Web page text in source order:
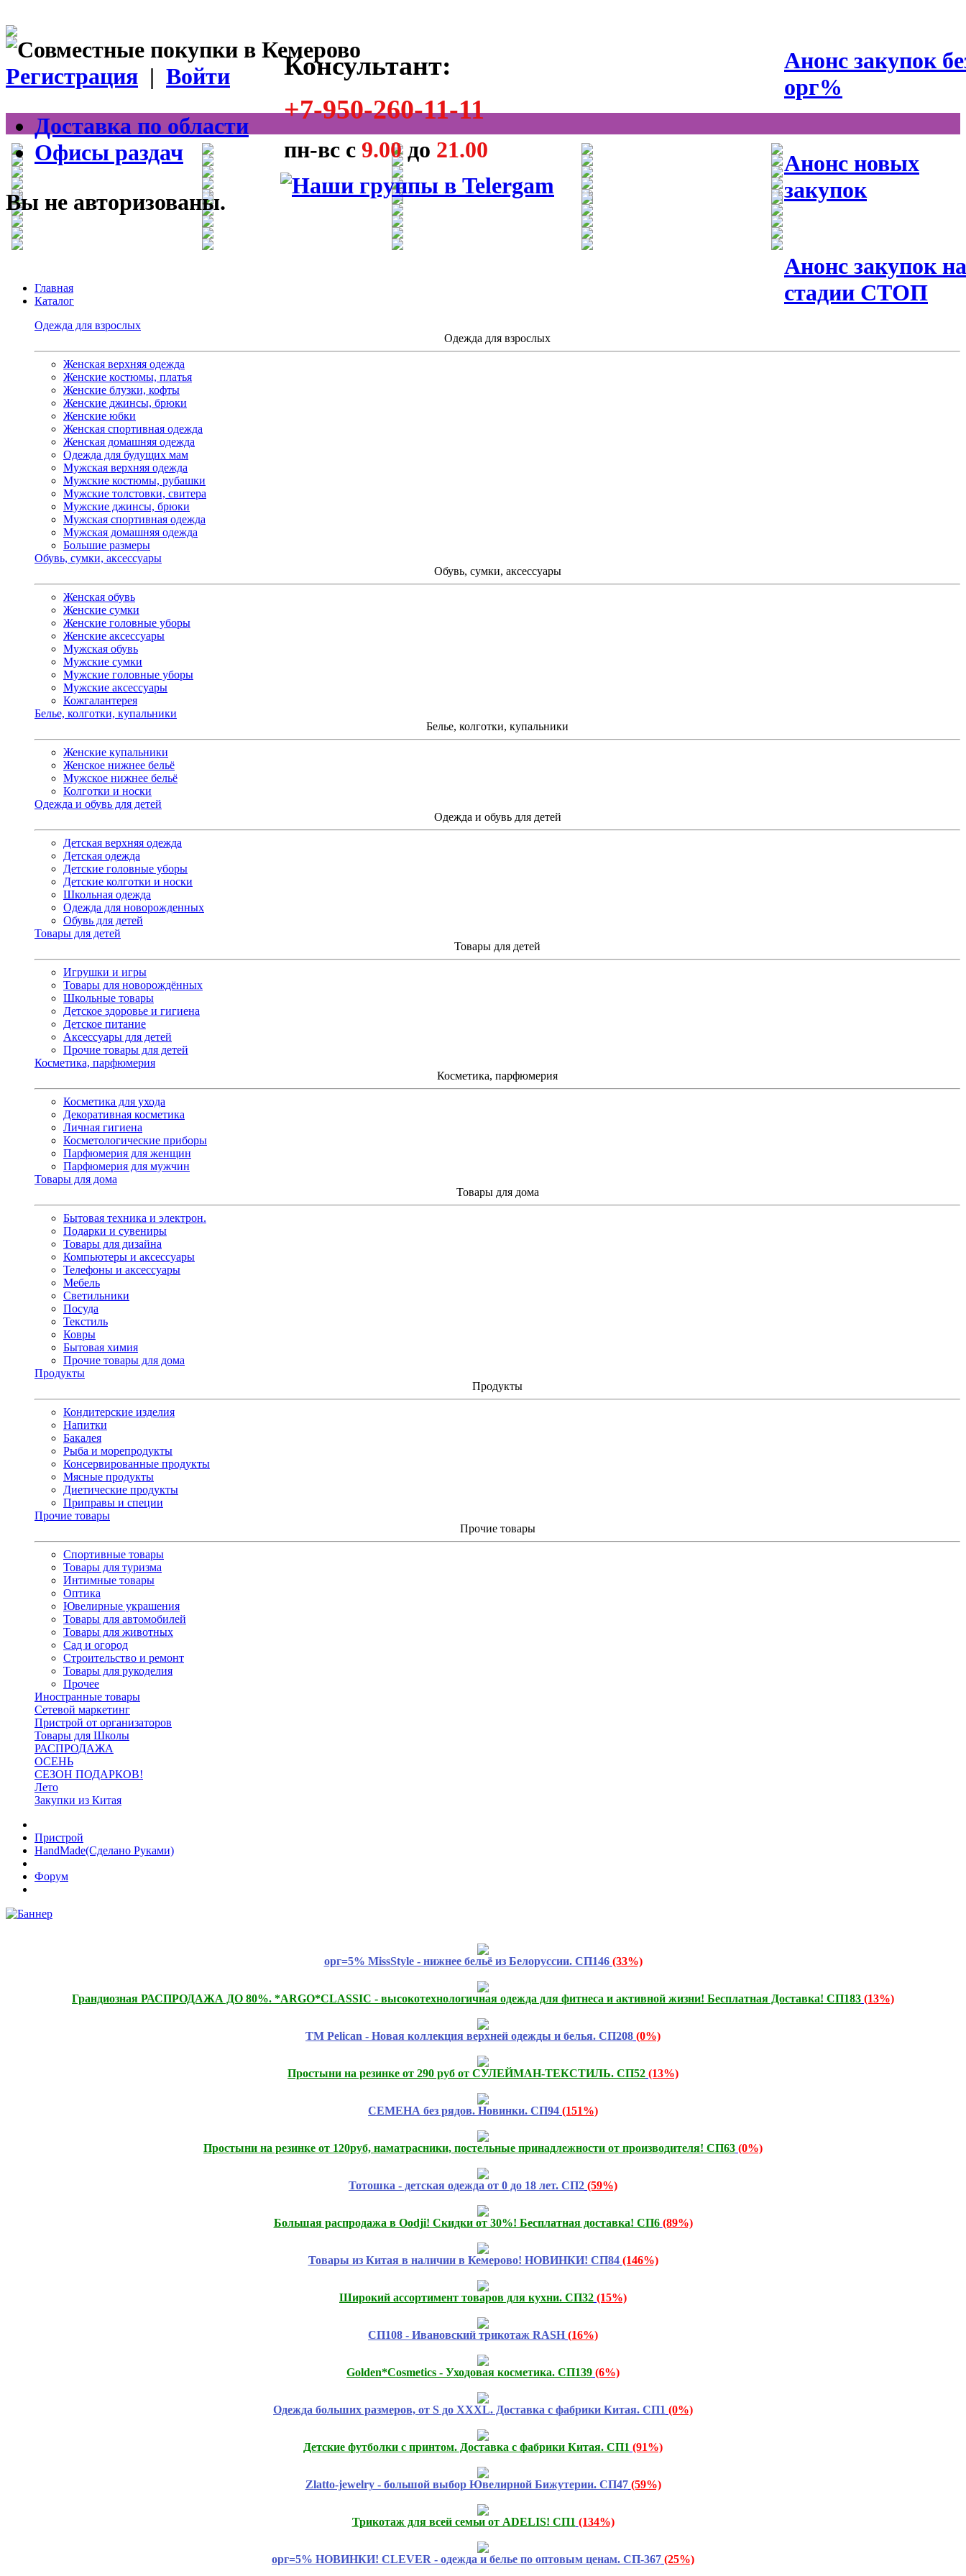
Анонс закупок
орг%
Анонс новых
закупок
Анонс закупок на
стадии СТОП
Консультант:
+7-950-260-11-11
пн-вс с 9.00до 21.00
Регистрация | Войти
Доставка по области
Офисы раздач
Вы не авторизованы.
Главная
Каталог
Одежда для взрослых
Одежда для взрослых
Женская верхняя одежда
Женские костюмы, платья
Женские блузки, кофты
Женские джинсы, брюки
Женские юбки
Женская спортивная одежда
Женская домашняя одежда
Одежда для будущих мам
Мужская верхняя одежда
Мужские костюмы, рубашки
Мужские толстовки, свитера
Мужские джинсы, брюки
Мужская спортивная одежда
Мужская домашняя одежда
Большие размеры
Обувь, сумки, аксессуары
Обувь, сумки, аксессуары
Женская обувь
Женские сумки
Женские головные уборы
Женские аксессуары
Мужская обувь
Мужские сумки
Мужские головные уборы
Мужские аксессуары
Кожгалантерея
Белье, колготки, купальники
Белье, колготки, купальники
Женские купальники
Женское нижнее бельё
Мужское нижнее бельё
Колготки и носки
Одежда и обувь для детей
Одежда и обувь для детей
Детская верхняя одежда
Детская одежда
Детские головные уборы
Детские колготки и носки
Школьная одежда
Одежда для новорожденных
Обувь для детей
Товары для детей
Товары для детей
Игрушки и игры
Товары для новорождённых
Школьные товары
Детское здоровье и гигиена
Детское питание
Аксессуары для детей
Прочие товары для детей
Косметика, парфюмерия
Косметика, парфюмерия
Косметика для ухода
Декоративная косметика
Личная гигиена
Косметологические приборы
Парфюмерия для женщин
Парфюмерия для мужчин
Товары для дома
Товары для дома
Бытовая техника и электрон.
Подарки и сувениры
Товары для дизайна
Компьютеры и аксессуары
Телефоны и аксессуары
Мебель
Светильники
Посуда
Текстиль
Ковры
Бытовая химия
Прочие товары для дома
Продукты
Продукты
Кондитерские изделия
Напитки
Бакалея
Рыба и морепродукты
Консервированные продукты
Мясные продукты
Диетические продукты
Приправы и специи
Прочие товары
Прочие товары
Спортивные товары
Товары для туризма
Интимные товары
Оптика
Ювелирные украшения
Товары для автомобилей
Товары для животных
Сад и огород
Строительство и ремонт
Товары для рукоделия
Прочее
Иностранные товары
Сетевой маркетинг
Пристрой от организаторов
Товары для Школы
РАСПРОДАЖА
ОСЕНЬ
СЕЗОН ПОДАРКОВ!
Лето
Закупки из Китая
Пристрой
HandMade(Сделано Руками)
Форум
орг=5% MissStyle - нижнее бельё из Белоруссии. СП146 (33%)
Грандиозная РАСПРОДАЖА ДО 80%. *ARGO*CLASSIC - высокотехнологичная одежда для фитнеса и активной жизни! Бесплатная Доставка! СП183 (13%)
ТМ Pelican - Новая коллекция верхней одежды и белья. СП208 (0%)
Простыни на резинке от 290 руб от СУЛЕЙМАН-ТЕКСТИЛЬ. СП52 (13%)
СЕМЕНА без рядов. Новинки. СП94 (151%)
Простыни на резинке от 120руб, наматрасники, постельные принадлежности от производителя! СП63 (0%)
Тотошка - детская одежда от 0 до 18 лет. СП2 (59%)
Большая распродажа в Oodji! Скидки от 30%! Бесплатная доставка! СП6 (89%)
Товары из Китая в наличии в Кемерово! НОВИНКИ! СП84 (146%)
Широкий ассортимент товаров для кухни. СП32 (15%)
СП108 - Ивановский трикотаж RASH (16%)
Golden*Cosmetics - Уходовая косметика. СП139 (6%)
Одежда больших размеров, от S до XXXL. Доставка с фабрики Китая. СП1 (0%)
Детские футболки с принтом. Доставка с фабрики Китая. СП1 (91%)
Zlatto-jewelry - большой выбор Ювелирной Бижутерии. СП47 (59%)
Трикотаж для всей семьи от ADELIS! СП1 (134%)
орг=5% НОВИНКИ! CLEVER - одежда и белье по оптовым ценам. СП-367 (25%)